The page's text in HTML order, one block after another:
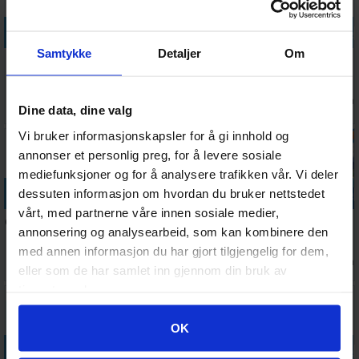
Samtykke Detaljer Om
Dine data, dine valg
Vi bruker informasjonskapsler for å gi innhold og
annonser et personlig preg, for å levere sosiale
mediefunksjoner og for å analysere trafikken vår. Vi deler
dessuten informasjon om hvordan du bruker nettstedet
vårt, med partnerne våre innen sosiale medier,
annonsering og analysearbeid, som kan kombinere den
med annen informasjon du har gjort tilgjengelig for dem,
eller som de har samlet inn gjennom din bruk av
Googles retningslinjer for personvern
OK
Vi lærer oss
dyrevenner
162,- Antall på
lager: 2
Beans
252,-
Dragomino
Legg i
UNO Junior
Antall på
Legg i handlekurven
Omvendspillet
Spørrespill
99,- lager:10
Legg i handlekurven
Detektivbyrå
Nr 2 Innelåst
Brettspill
368,- lager:2
Legg i handlekurven
Pop Up Bluey
Brettspill
191,- Antall på
lager:3
Legg i
Brettspill
335,- Antall på
Legg i handlekurvenLegg i handlekurvenLegg i handlekurven
Legg i
30%